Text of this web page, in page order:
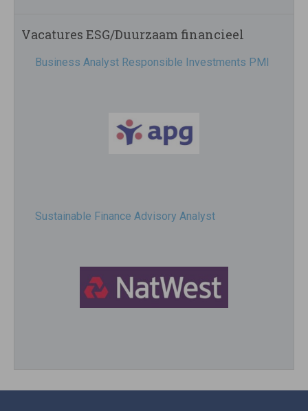
Vacatures ESG/Duurzaam financieel
Business Analyst Responsible Investments PMI
Sustainable Finance Advisory Analyst
Director, Impact Investing